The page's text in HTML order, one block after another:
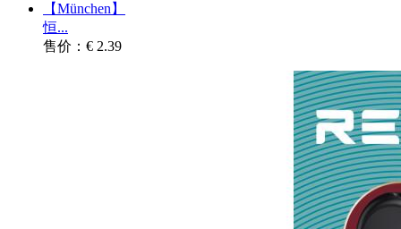
【München】
恒...
售价：€ 2.39